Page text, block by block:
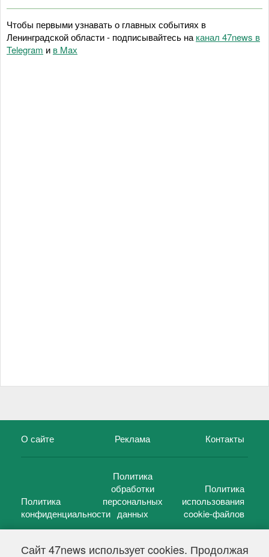
Сайт 47news использует cookies. Продолжая
Чтобы первыми узнавать о главных событиях в
Ленинградской области - подписывайтесь на канал 47news в
Telegram и в Maх
О сайте Реклама Контакты
Политика
конфиденциальности
Политика
обработки
персональных
данных
Политика
использования
cookie-файлов